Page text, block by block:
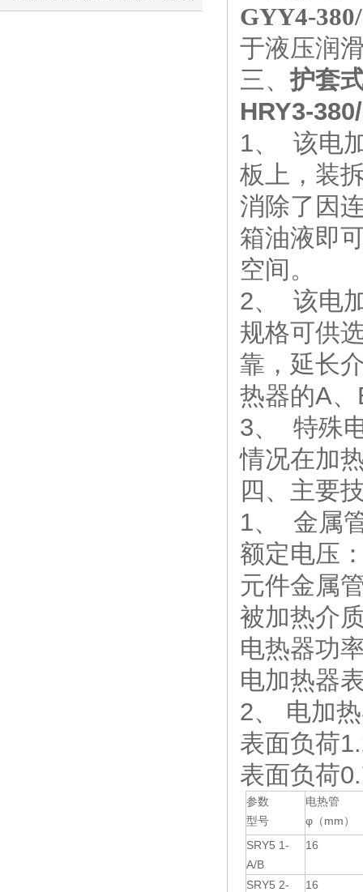
GYY4-
于液压润
三、护套
HRY3-
1、 该电
板上，装
消除了因
箱油液即
空间。
2、 该电
规格可供
靠，延长
热器的A
3、 特殊
情况在加
四、主要
1、 金属
额定电
元件金
被加热
电热器
电加热
2、 电加
表面负荷
表面负荷
参数
型号
电热管
φ（mm）
SRY5 1-
A/B
16
SRY5 2-
16